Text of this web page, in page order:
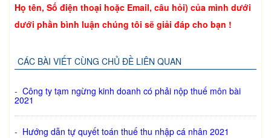
Họ tên, Số điện thoại hoặc Email, câu hỏi) của mình dưới
dưới phần bình luận chúng tôi sẽ giải đáp cho bạn !
CÁC BÀI VIẾT CÙNG CHỦ ĐỀ LIÊN QUAN
- Công ty tạm ngừng kinh doanh có phải nộp thuế môn bài
2021
- Hướng dẫn tự quyết toán thuế thu nhập cá nhân 2021